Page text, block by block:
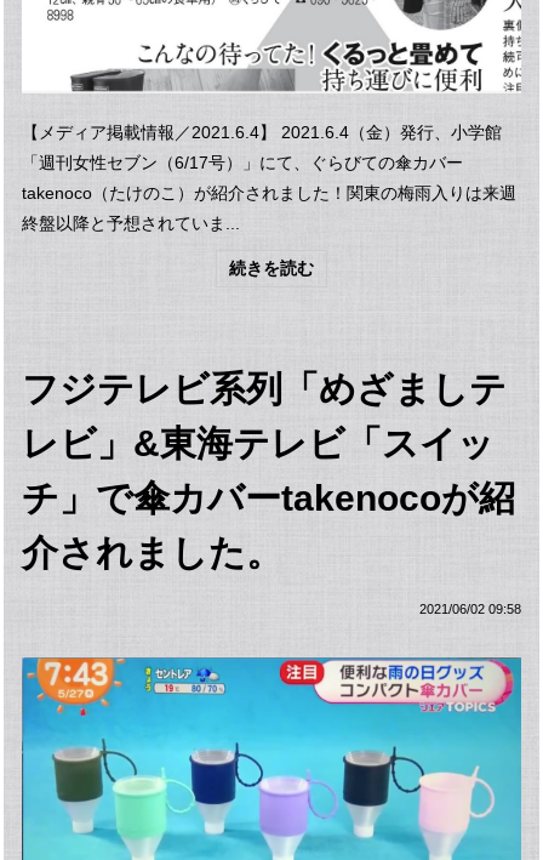
【メディア掲載情報／2021.6.4】 2021.6.4（金）発行、小学館
「週刊女性セブン（6/17号）」にて、ぐらびての傘カバー
takenoco（たけのこ）が紹介されました！関東の梅雨入りは来週
終盤以降と予想されていま...
続きを読む
フジテレビ系列「めざましテ
レビ」&東海テレビ「スイッ
チ」で傘カバーtakenocoが紹
介されました。
2021/06/02 09:58